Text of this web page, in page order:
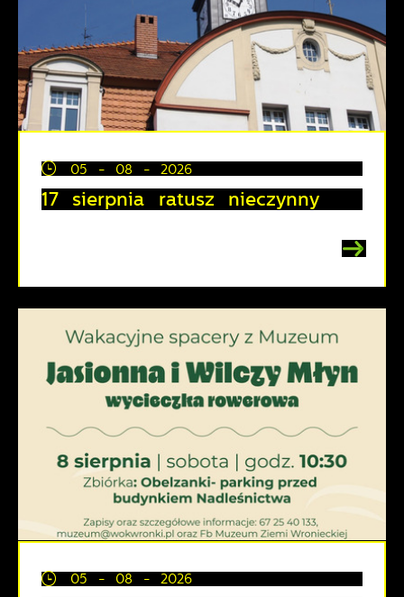
05 - 08 - 2026
17 sierpnia ratusz nieczynny
05 - 08 - 2026